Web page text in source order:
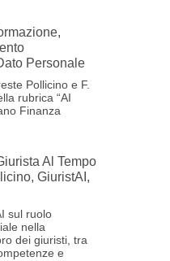
Personale
Pollicino e F.
rubrica “AI
Finanza
Al Tempo
GiuristAI,
sul ruolo
nella
dei giuristi, tra
e